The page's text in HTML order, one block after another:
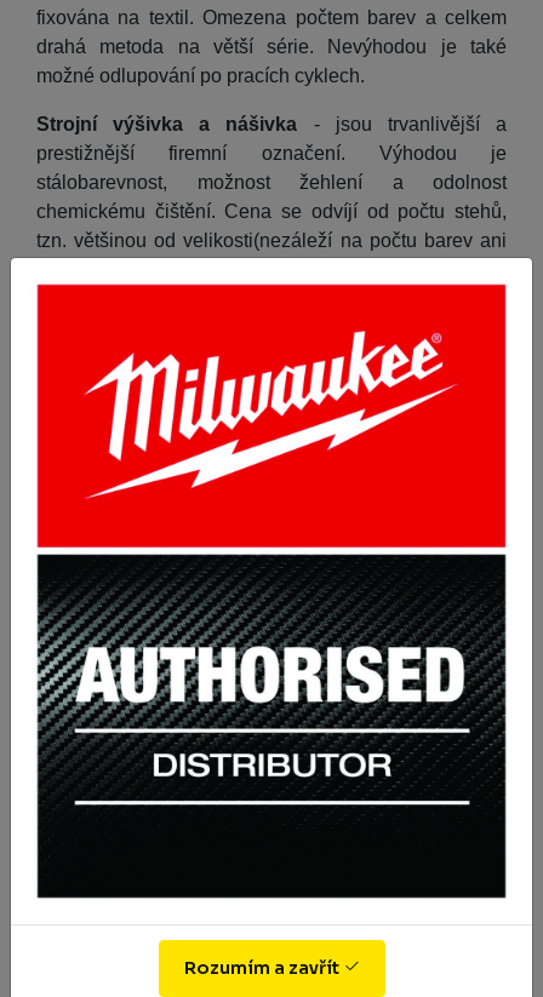
fixována na textil. Omezena počtem barev a celkem
drahá metoda na větší série. Nevýhodou je také
možné odlupování po pracích cyklech.
Strojní výšivka a nášivka - jsou trvanlivější a
prestižnější firemní označení. Výhodou je
stálobarevnost, možnost žehlení a odolnost
chemickému čištění. Cena se odvíjí od počtu stehů,
tzn. většinou od velikosti(nezáleží na počtu barev ani
Samozřejmostí je, že u nás v PROBEZU Vám také
pomůžeme logo vytvořit či upravit, zkušeného grafika
zde máme.
Rozumím a zavřít